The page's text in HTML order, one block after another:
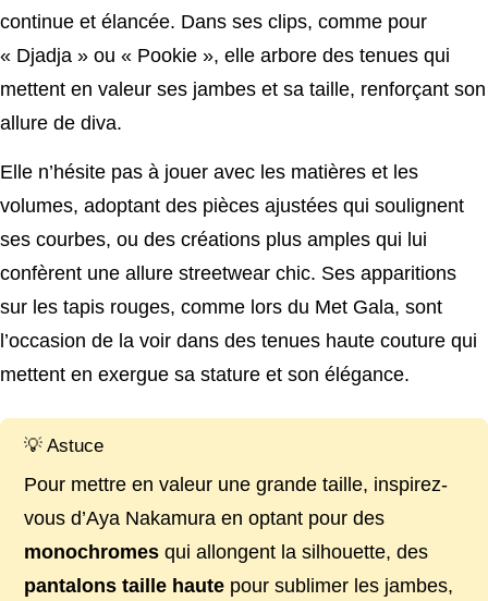
continue et élancée. Dans ses clips, comme pour
« Djadja » ou « Pookie », elle arbore des tenues qui
mettent en valeur ses jambes et sa taille, renforçant son
allure de diva.
Elle n’hésite pas à jouer avec les matières et les
volumes, adoptant des pièces ajustées qui soulignent
ses courbes, ou des créations plus amples qui lui
confèrent une allure streetwear chic. Ses apparitions
sur les tapis rouges, comme lors du Met Gala, sont
l’occasion de la voir dans des tenues haute couture qui
mettent en exergue sa stature et son élégance.
💡 Astuce
Pour mettre en valeur une grande taille, inspirez-
vous d’Aya Nakamura en optant pour des
monochromes qui allongent la silhouette, des
pantalons taille haute pour sublimer les jambes,